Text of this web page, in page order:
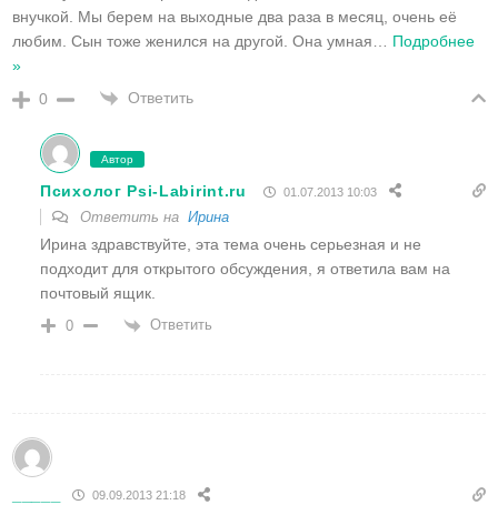
внучкой. Мы берем на выходные два раза в месяц, очень её
любим. Сын тоже женился на другой. Она умная
Подробнее
»
0
Ответить
Автор
Психолог Psi-Labirint.ru 01.07.2013 10:03
Ответить на Ирина
Ирина здравствуйте, эта тема очень серьезная и не
подходит для открытого обсуждения, я ответила вам на
почтовый ящик.
0 Ответить
09.09.2013 21:18